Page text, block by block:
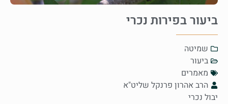
ביעור בפירות נכרי
שמיטה
ביעור
מאמרים
הרב אהרון פרנקל שליט"א
יבול נכרי